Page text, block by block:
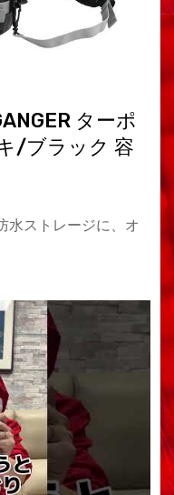
ターポ
/ブラック 容
水ストレージに、オ